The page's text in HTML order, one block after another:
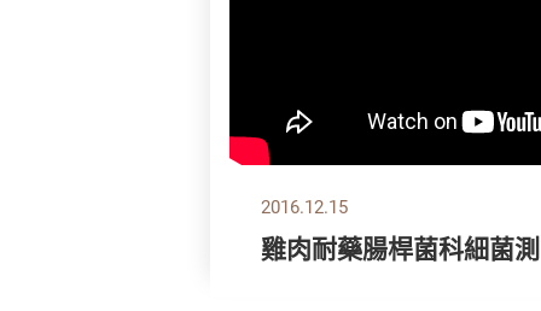
2016.12.15
雞肉耐藥腸桿菌科細菌